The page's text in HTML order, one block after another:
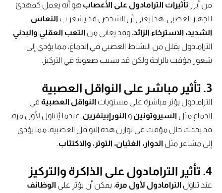
من أبرز تأثيرات الترامادول على الأعصابهو أنه يعمل كمهدئ
للجهاز العصبي. هذا يعني أن الشخص قد يشعر ب النعاس
الشديد، الاسترخاء الزائد، وقد يعاني منالتعب العقلي والبدني
الترامادول يقلل من النشاط العصبي في الدماغ، مما يؤدي إلى
شعور مؤقت بالراحة ولكن قد يسبب صعوبة في التركيز.
3. تأثير مباشر على النواقل العصبية
الترامادول يؤثر مباشرة على مستوياتالنواقل العصبيةفي
الدماغ مثل السيروتونينوالنورإبينفرين. عندما يُتناول لأول مرة،
قد يحدث خلل مؤقت في توازن هذه النواقل العصبية، مما يؤدي
إلى مشاعر مثل الدوار، الغثيان، التوتر، والاكتئاب.
4. تأثير الترامادول على الذاكرة والتركيز
عند تناول الترامادول لأول مرة، يمكن أن يؤثر على
الوظائف